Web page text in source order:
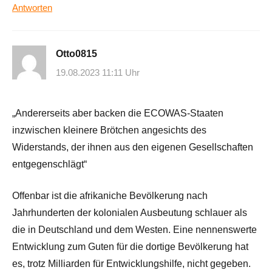
Antworten
Otto0815
19.08.2023 11:11 Uhr
„Andererseits aber backen die ECOWAS-Staaten
inzwischen kleinere Brötchen angesichts des
Widerstands, der ihnen aus den eigenen Gesellschaften
entgegenschlägt“
Offenbar ist die afrikaniche Bevölkerung nach
Jahrhunderten der kolonialen Ausbeutung schlauer als
die in Deutschland und dem Westen. Eine nennenswerte
Entwicklung zum Guten für die dortige Bevölkerung hat
es, trotz Milliarden für Entwicklungshilfe, nicht gegeben.